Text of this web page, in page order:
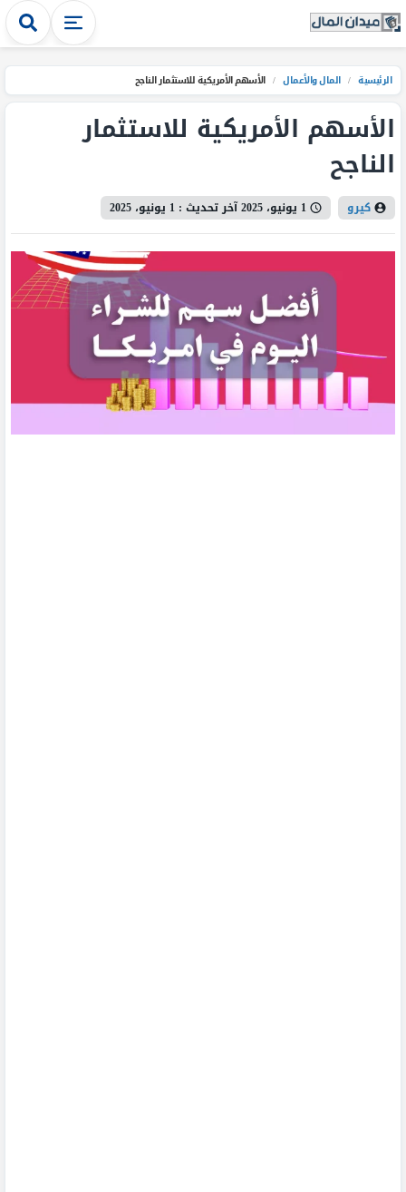
الرئيسية / المال والأعمال / الأسهم الأمريكية للاستثمار الناجح
الأسهم الأمريكية للاستثمار
الناجح
كيرو 1 يونيو، 2025 آخر تحديث : 1 يونيو، 2025